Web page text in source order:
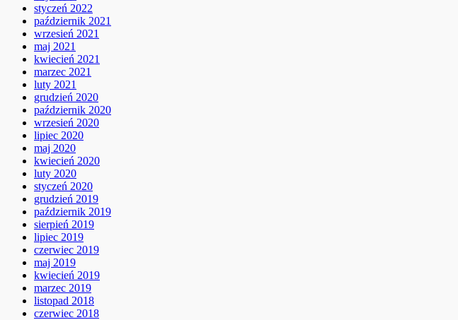
styczeń 2022
październik 2021
wrzesień 2021
maj 2021
kwiecień 2021
marzec 2021
luty 2021
grudzień 2020
październik 2020
wrzesień 2020
lipiec 2020
maj 2020
kwiecień 2020
luty 2020
styczeń 2020
grudzień 2019
październik 2019
sierpień 2019
lipiec 2019
czerwiec 2019
maj 2019
kwiecień 2019
marzec 2019
listopad 2018
czerwiec 2018